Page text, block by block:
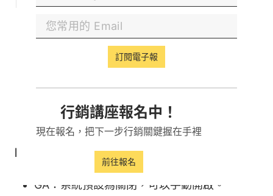
訂閱電子報
行銷講座報名中！
現在報名，把下一步行銷關鍵握在手裡
前往報名
GA：免費版提供20個自訂維度和自訂指標，
只能夠進行替換但無法刪除。
件和使用者屬性，有數量限制（數量持續更動
中）。
IP匿名功能
GA：系統預設為關閉，可以手動開啟。